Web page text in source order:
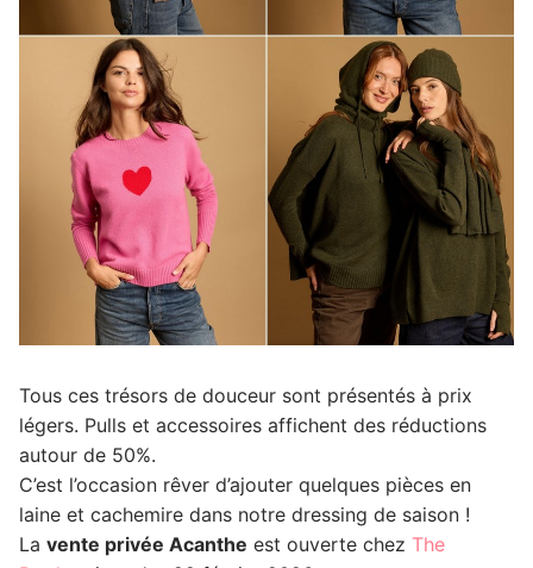
Tous ces trésors de douceur sont présentés à prix
légers. Pulls et accessoires affichent des réductions
autour de 50%.
C’est l’occasion rêver d’ajouter quelques pièces en
laine et cachemire dans notre dressing de saison !
La vente privée Acanthe est ouverte chez The